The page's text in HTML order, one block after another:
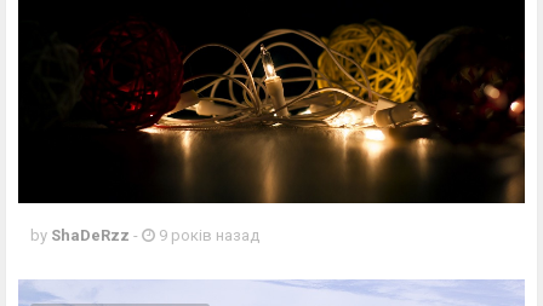
by ShaDeRzz - 9 років назад